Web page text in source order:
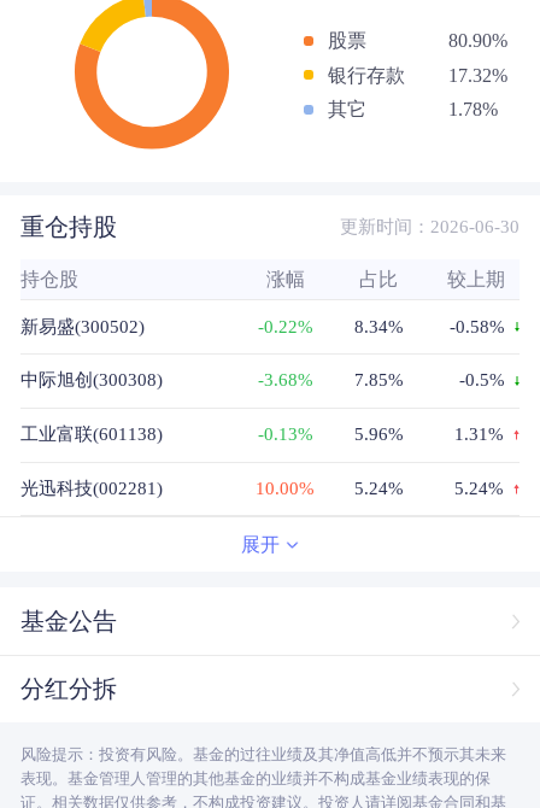
股票
80.90%
银行存款
17.32%
其它
1.78%
重仓持股 更新时间：2026-06-30
持仓股 涨幅 占比 较上期
新易盛(300502) -0.22% 8.34% -0.58%
中际旭创(300308) -3.68% 7.85% -0.5%
工业富联(601138) -0.13% 5.96% 1.31%
光迅科技(002281) 10.00% 5.24% 5.24%
7.40%
源杰科技(688498)
海光信息(688041) 1.61% 4.83% 4.83%
展开
基金公告
分红分拆
风险提示：投资有风险。基金的过往业绩及其净值高低并不预示其未来
表现。基金管理人管理的其他基金的业绩并不构成基金业绩表现的保
证。相关数据仅供参考，不构成投资建议。投资人请详阅基金合同和基